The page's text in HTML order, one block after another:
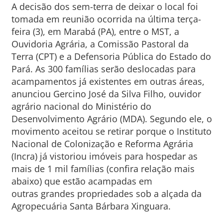
A decisão dos sem-terra de deixar o local foi
tomada em reunião ocorrida na última terça-
feira (3), em Marabá (PA), entre o MST, a
Ouvidoria Agrária, a Comissão Pastoral da
Terra (CPT) e a Defensoria Pública do Estado do
Pará. As 300 famílias serão deslocadas para
acampamentos já existentes em outras áreas,
anunciou Gercino José da Silva Filho, ouvidor
agrário nacional do Ministério do
Desenvolvimento Agrário (MDA). Segundo ele, o
movimento aceitou se retirar porque o Instituto
Nacional de Colonização e Reforma Agrária
(Incra) já vistoriou imóveis para hospedar as
mais de 1 mil famílias (confira relação mais
abaixo) que estão acampadas em
outras grandes propriedades sob a alçada da
Agropecuária Santa Bárbara Xinguara.